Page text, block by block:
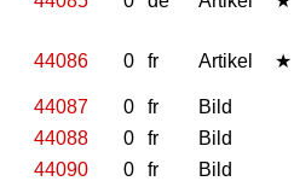
44086 0 fr Artikel ★
44087
0 fr Bild
44088
0 fr Bild
44090
0 fr Bild